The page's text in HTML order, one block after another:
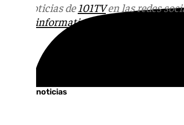
Más noticias de101TVen las redes
informativos@101tv.es
Últimas noticias